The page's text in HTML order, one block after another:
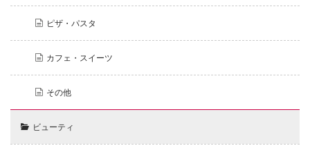
ピザ・パスタ
カフェ・スイーツ
その他
ビューティ